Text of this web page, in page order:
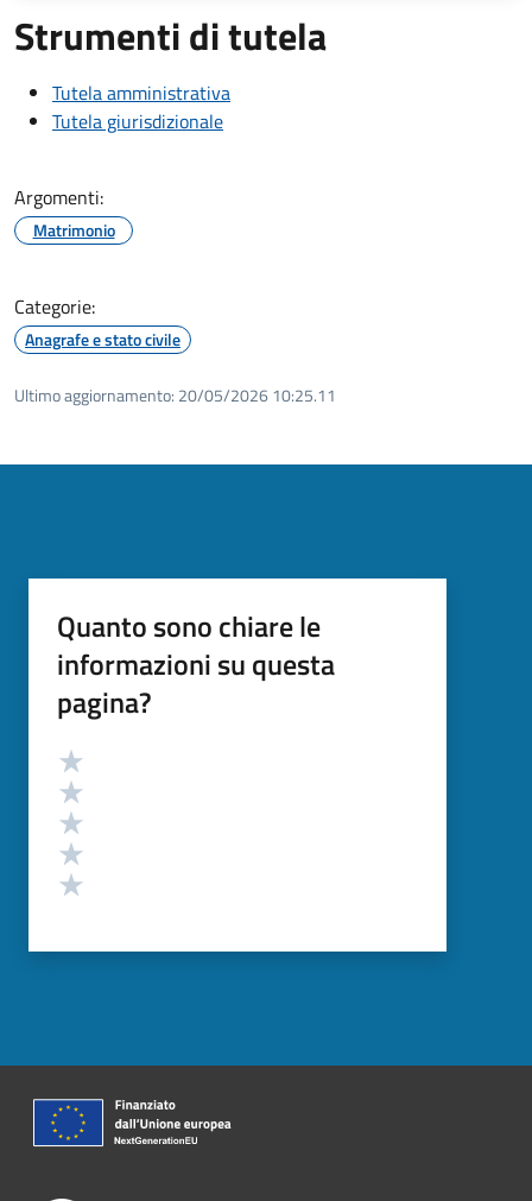
Strumenti di tutela
Tutela amministrativa
Tutela giurisdizionale
Argomenti:
Matrimonio
Categorie:
Anagrafe e stato civile
Ultimo aggiornamento: 20/05/2026 10:25.11
Quanto sono chiare le
informazioni su questa
pagina?
Valutazione